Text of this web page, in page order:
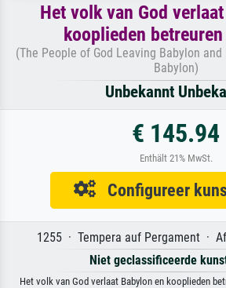
Het volk van God
kooplieden
(The People of God Leaving Babylon
Babylon)
Unbekannt
€ 145.94
Enthält 21% MwSt.
Configureer
1255 · Tempera auf Pergament ·
Niet geclassificeerde
Het volk van God verlaat Babylon en kooplieden